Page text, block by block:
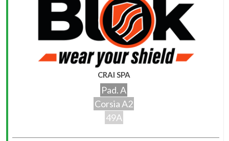
CRAI SPA
Pad. A
Corsia A2
49A